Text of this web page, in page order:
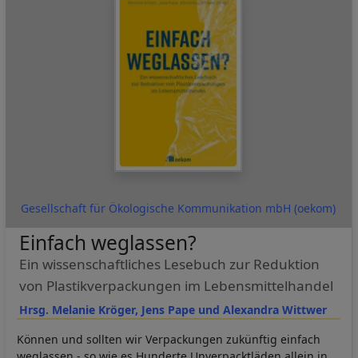
Gesellschaft für Ökologische Kommunikation mbH (oekom)
Hrsg. Melanie Kröger, Jens Pape und Alexandra Wittwer
Einfach weglassen?
Ein wissenschaftliches Lesebuch zur Reduktion
von Plastikverpackungen im Lebensmittelhandel
Können und sollten wir Verpackungen zukünftig einfach